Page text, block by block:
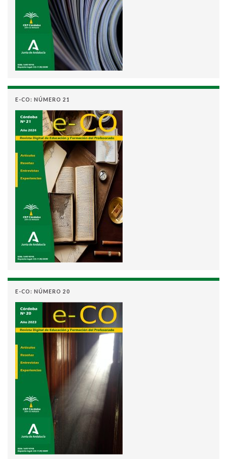
E-CO: NÚMERO 21
E-CO: NÚMERO 20